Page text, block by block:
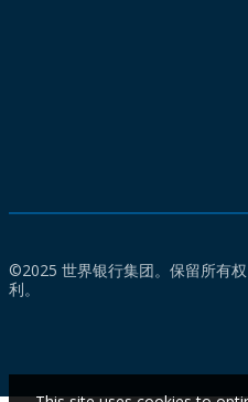
©2025 世界银行集团。保留所有权
利。